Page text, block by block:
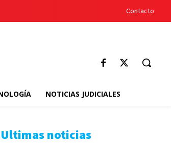
Contacto
NOTICIAS JUDICIALES
Ultimas noticias